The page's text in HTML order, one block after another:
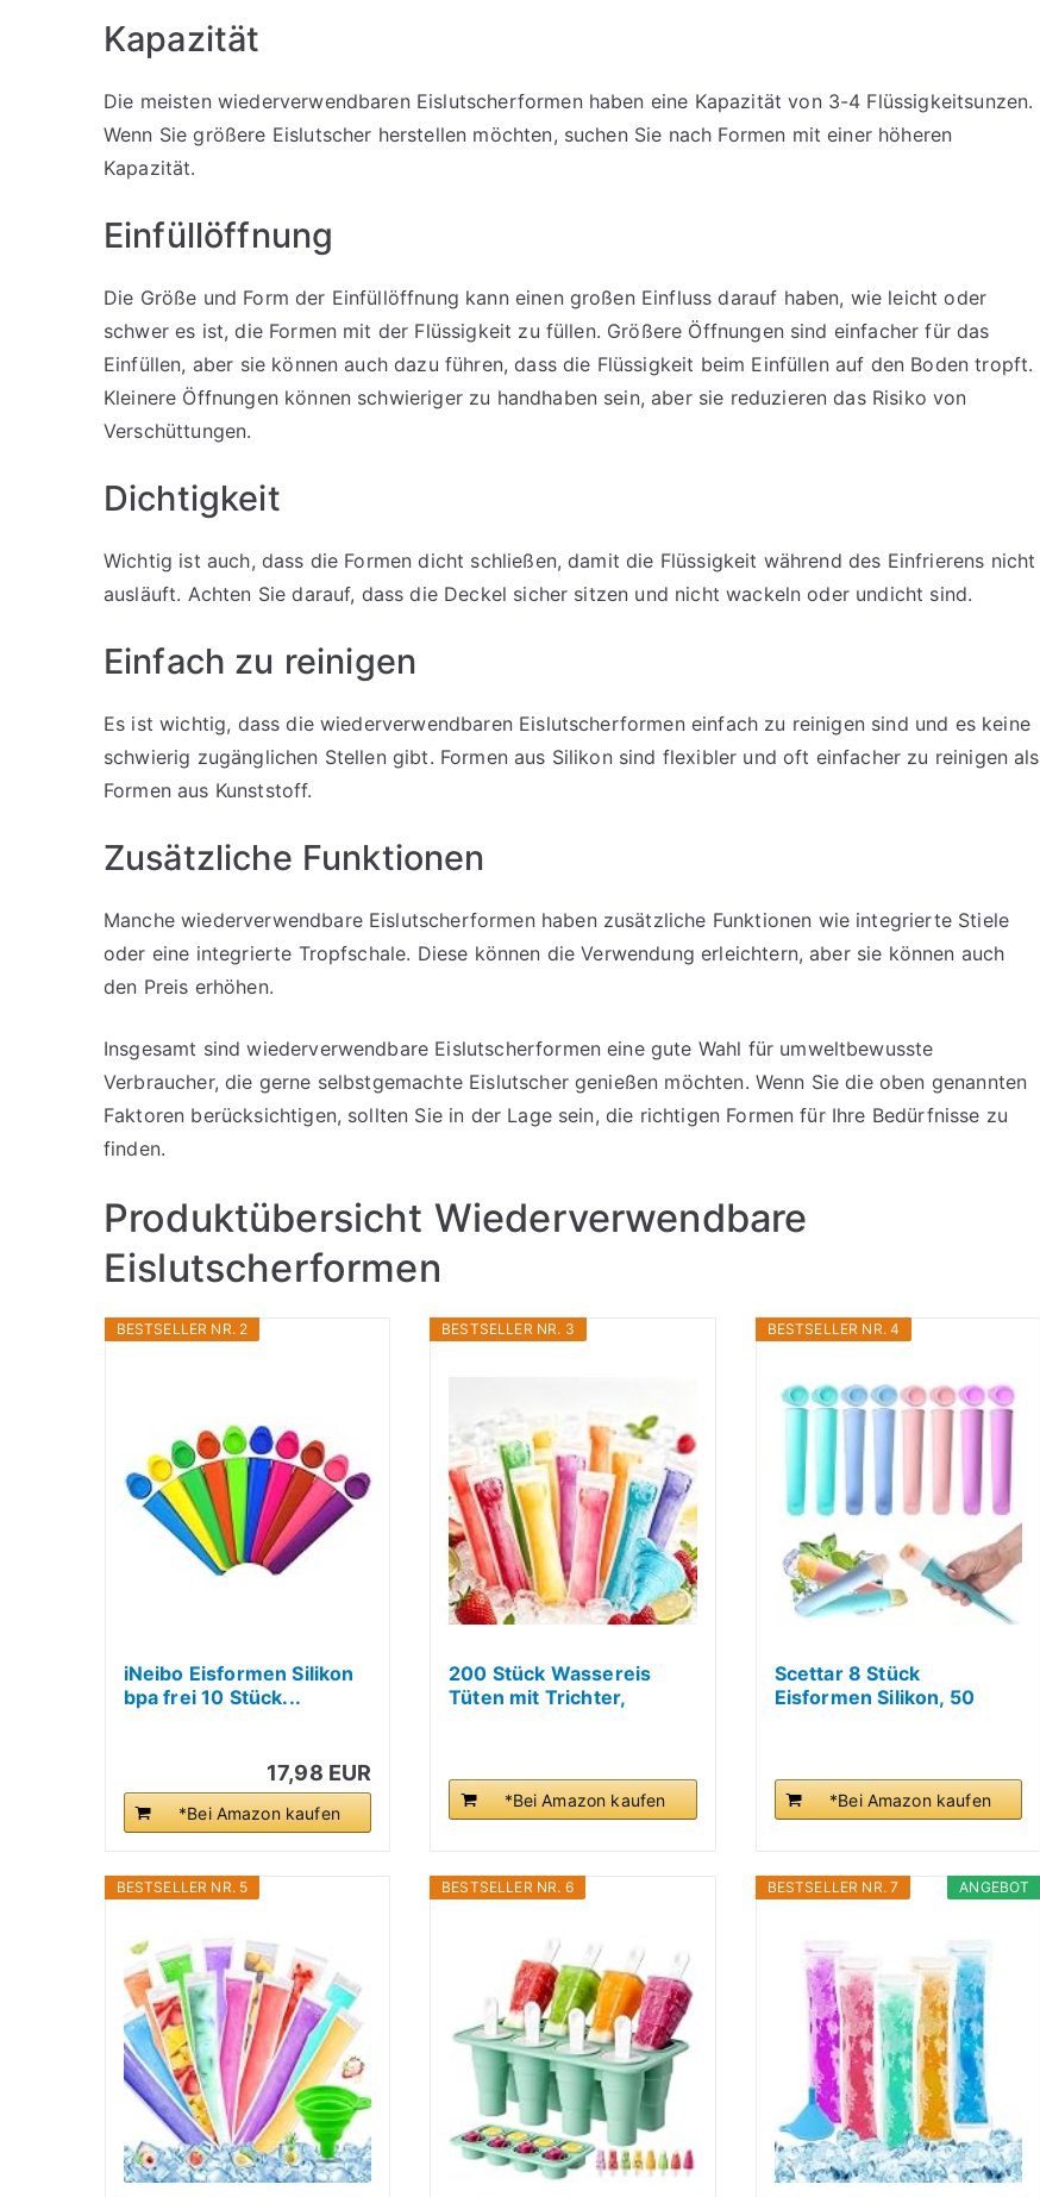
Kapazität
Die meisten wiederverwendbaren Eislutscherformen haben eine Kapazität von 3-4 Flüssigkeitsunzen.
Wenn Sie größere Eislutscher herstellen möchten, suchen Sie nach Formen mit einer höheren
Kapazität.
Einfüllöffnung
Die Größe und Form der Einfüllöffnung kann einen großen Einfluss darauf haben, wie leicht oder
schwer es ist, die Formen mit der Flüssigkeit zu füllen. Größere Öffnungen sind einfacher für das
Einfüllen, aber sie können auch dazu führen, dass die Flüssigkeit beim Einfüllen auf den Boden tropft.
Kleinere Öffnungen können schwieriger zu handhaben sein, aber sie reduzieren das Risiko von
Verschüttungen.
Dichtigkeit
Wichtig ist auch, dass die Formen dicht schließen, damit die Flüssigkeit während des Einfrierens nicht
ausläuft. Achten Sie darauf, dass die Deckel sicher sitzen und nicht wackeln oder undicht sind.
Einfach zu reinigen
Es ist wichtig, dass die wiederverwendbaren Eislutscherformen einfach zu reinigen sind und es keine
schwierig zugänglichen Stellen gibt. Formen aus Silikon sind flexibler und oft einfacher zu reinigen als
Formen aus Kunststoff.
Zusätzliche Funktionen
Manche wiederverwendbare Eislutscherformen haben zusätzliche Funktionen wie integrierte Stiele
oder eine integrierte Tropfschale. Diese können die Verwendung erleichtern, aber sie können auch
den Preis erhöhen.
Insgesamt sind wiederverwendbare Eislutscherformen eine gute Wahl für umweltbewusste
Verbraucher, die gerne selbstgemachte Eislutscher genießen möchten. Wenn Sie die oben genannten
Faktoren berücksichtigen, sollten Sie in der Lage sein, die richtigen Formen für Ihre Bedürfnisse zu
finden.
Produktübersicht Wiederverwendbare
Eislutscherformen
BESTSELLER NR. 2
iNeibo Eisformen Silikon
bpa frei 10 Stück...
17,98 EUR
*Bei Amazon kaufen
BESTSELLER NR. 3
200 Stück Wassereis
Tüten mit Trichter,
*Bei Amazon kaufen
BESTSELLER NR. 4
Scettar 8 Stück
Eisformen Silikon, 50
*Bei Amazon kaufen
BESTSELLER NR. 5 BESTSELLER NR. 6 ANGEBOT
BESTSELLER NR. 7